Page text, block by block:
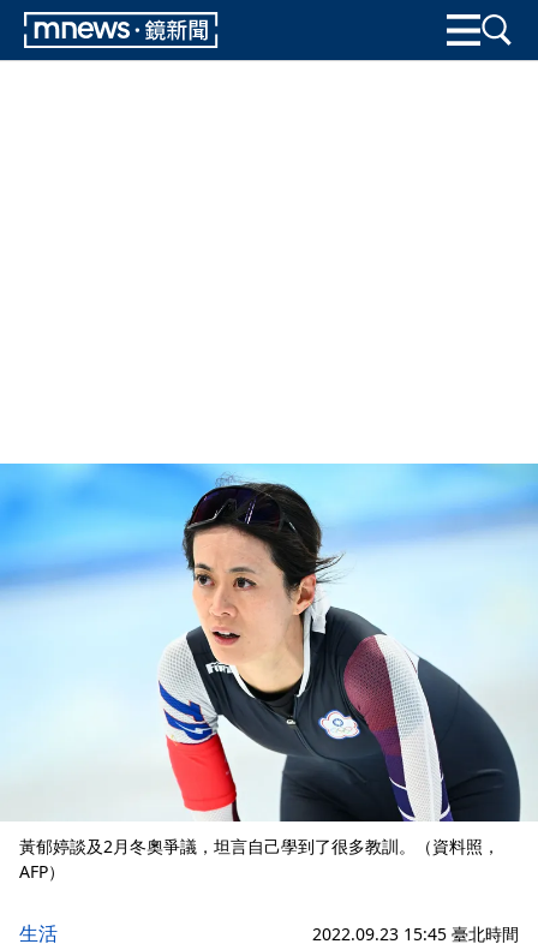
黃郁婷談及2月冬奧爭議，坦言自己學到了很多教訓。（資料照，
AFP）
生活 2022.09.23 15:45 臺北時間